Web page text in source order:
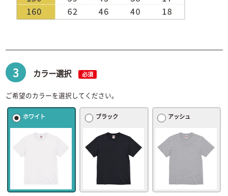
3 カラー選択 必須
ご希望のカラーを選択してください。
ホワイト ブラック アッシュ